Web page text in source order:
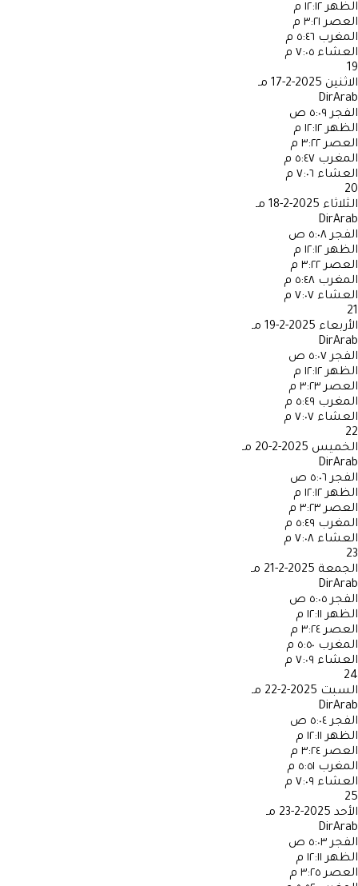
الظهر ١٢:١٢ م
العصر ٣:٢١ م
المغرب ٥:٤٦ م
العشاء ٧:٠٥ م
19
الاثنين 2025-2-17 مـ
DirArab
الفجر ٥:٠٩ ص
الظهر ١٢:١٢ م
العصر ٣:٢٢ م
المغرب ٥:٤٧ م
العشاء ٧:٠٦ م
20
الثلاثاء 2025-2-18 مـ
DirArab
الفجر ٥:٠٨ ص
الظهر ١٢:١٢ م
العصر ٣:٢٢ م
المغرب ٥:٤٨ م
العشاء ٧:٠٧ م
21
الأربعاء 2025-2-19 مـ
DirArab
الفجر ٥:٠٧ ص
الظهر ١٢:١٢ م
العصر ٣:٢٣ م
المغرب ٥:٤٩ م
العشاء ٧:٠٧ م
22
الخميس 2025-2-20 مـ
DirArab
الفجر ٥:٠٦ ص
الظهر ١٢:١٢ م
العصر ٣:٢٣ م
المغرب ٥:٤٩ م
العشاء ٧:٠٨ م
23
الجمعة 2025-2-21 مـ
DirArab
الفجر ٥:٠٥ ص
الظهر ١٢:١١ م
العصر ٣:٢٤ م
المغرب ٥:٥٠ م
العشاء ٧:٠٩ م
24
السبت 2025-2-22 مـ
DirArab
الفجر ٥:٠٤ ص
الظهر ١٢:١١ م
العصر ٣:٢٤ م
المغرب ٥:٥١ م
العشاء ٧:٠٩ م
25
الأحد 2025-2-23 مـ
DirArab
الفجر ٥:٠٣ ص
الظهر ١٢:١١ م
العصر ٣:٢٥ م